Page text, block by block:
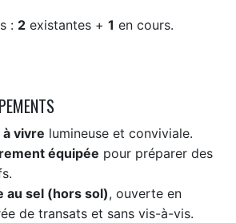
: 2existantes + 1 en cours.
vivre lumineuse et conviviale.
équipée pour préparer des
au sel (hors sol), ouverte en
de transats et sans vis-à-vis.